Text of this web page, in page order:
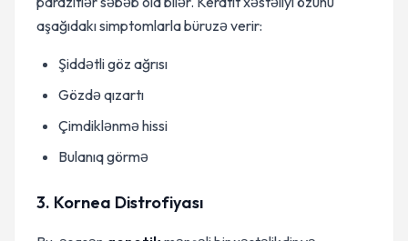
aşağıdakı simptomlarla büruzə verir:
Şiddətli göz ağrısı
Gözdə qızartı
Çimdiklənmə hissi
Bulanıq görmə
3. Kornea Distrofiyası